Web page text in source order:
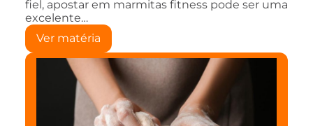
fiel, apostar em marmitas fitness pode ser uma
excelente…
Ver matéria